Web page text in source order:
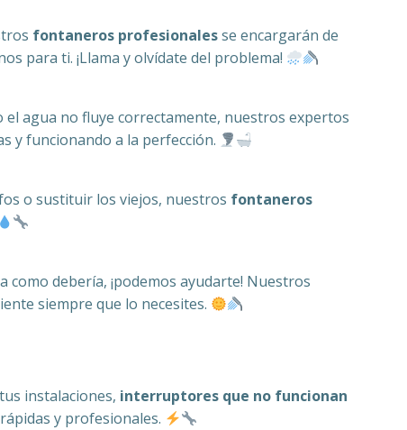
fontaneros profesionalesse encargarán de
para ti. ¡Llama y olvídate del problema!
el agua no fluye correctamente, nuestros expertos
y funcionando a la perfección.
o sustituir los viejos, nuestros fontaneros
debería, ¡podemos ayudarte! Nuestros
siempre que lo necesites.
instalaciones, interruptores que no funcionan
y profesionales.